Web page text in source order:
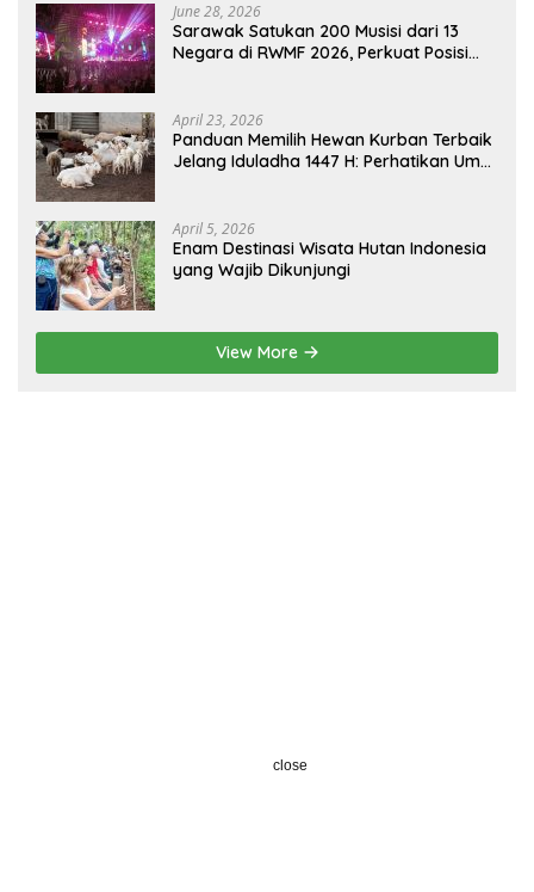
June 28, 2026
Sarawak Satukan 200 Musisi dari 13
Negara di RWMF 2026, Perkuat Posisi
April 23, 2026
Panduan Memilih Hewan Kurban Terbaik
Jelang Iduladha 1447 H: Perhatikan Umur
April 5, 2026
Enam Destinasi Wisata Hutan Indonesia
yang Wajib Dikunjungi
View More
close